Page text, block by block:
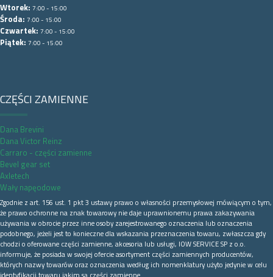
Wtorek: 7:00 - 15:00
Środa: 7:00 - 15:00
Czwartek: 7:00 - 15:00
Piątek: 7:00 - 15:00
CZĘŚCI ZAMIENNE
Dana Brevini
Dana Victor Reinz
Carraro - części zamienne
Bevel gear set
Axletech
Wały napęodowe
Zgodnie z art. 156 ust. 1 pkt 3 ustawy prawo o własności przemysłowej mówiącym o tym,
że prawo ochronne na znak towarowy nie daje uprawnionemu prawa zakazywania
używania w obrocie przez inne osoby zarejestrowanego oznaczenia lub oznaczenia
podobnego, jeżeli jest to konieczne dla wskazania przeznaczenia towaru, zwłaszcza gdy
chodzi o oferowane części zamienne, akcesoria lub usługi, IOW SERVICE SP z o.o.
informuje, że posiada w swojej ofercie asortyment części zamiennych producentów,
których nazwy towarów oraz oznaczenia według ich nomenklatury użyto jedynie w celu